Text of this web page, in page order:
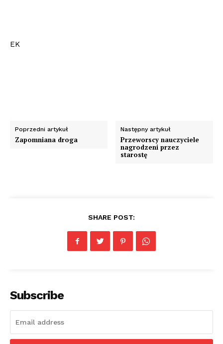
EK
Poprzedni artykuł
Zapomniana droga
Następny artykuł
Przeworscy nauczyciele
nagrodzeni przez
starostę
SHARE POST:
Subscribe